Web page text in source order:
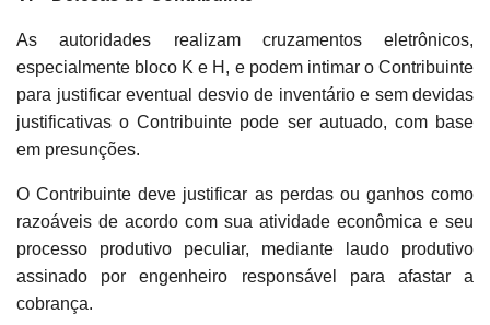
As autoridades realizam cruzamentos eletrônicos,
especialmente bloco K e H, e podem intimar o Contribuinte
para justificar eventual desvio de inventário e sem devidas
justificativas o Contribuinte pode ser autuado, com base
em presunções.
O Contribuinte deve justificar as perdas ou ganhos como
razoáveis de acordo com sua atividade econômica e seu
processo produtivo peculiar, mediante laudo produtivo
assinado por engenheiro responsável para afastar a
cobrança.